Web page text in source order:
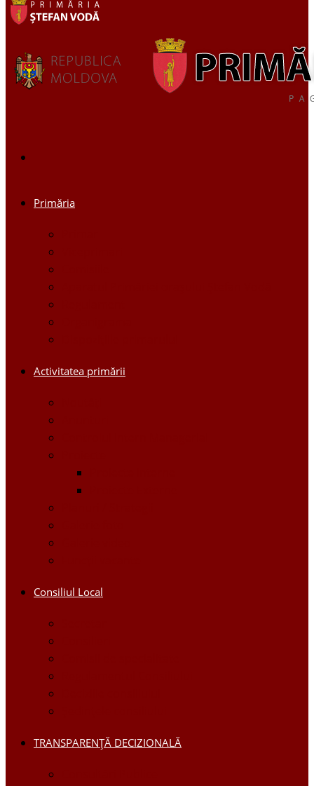
Primăria
Activitatea primării
Consiliul Local
TRANSPARENȚĂ DECIZIONALĂ